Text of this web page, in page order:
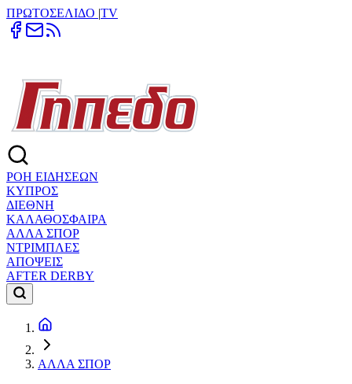
ΠΡΩΤΟΣΕΛΙΔΟ |TV
ΡΟΗ ΕΙΔΗΣΕΩΝ
ΚΥΠΡΟΣ
ΔΙΕΘΝΗ
ΚΑΛΑΘΟΣΦΑΙΡΑ
ΑΛΛΑ ΣΠΟΡ
ΝΤΡΙΜΠΛΕΣ
ΑΠΟΨΕΙΣ
AFTER DERBY
ΑΛΛΑ ΣΠΟΡ